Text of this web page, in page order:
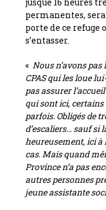
permanentes,
porte de ce refuge
s’entasser.
« Nous n’avons
CPAS qui les loue
pas assurer
qui sont ici,
parfois. Obligés de
d’escaliers… sauf si
heureusement, ici à
cas. Mais quand
Province n’a pas
autres personnes
jeune assistante